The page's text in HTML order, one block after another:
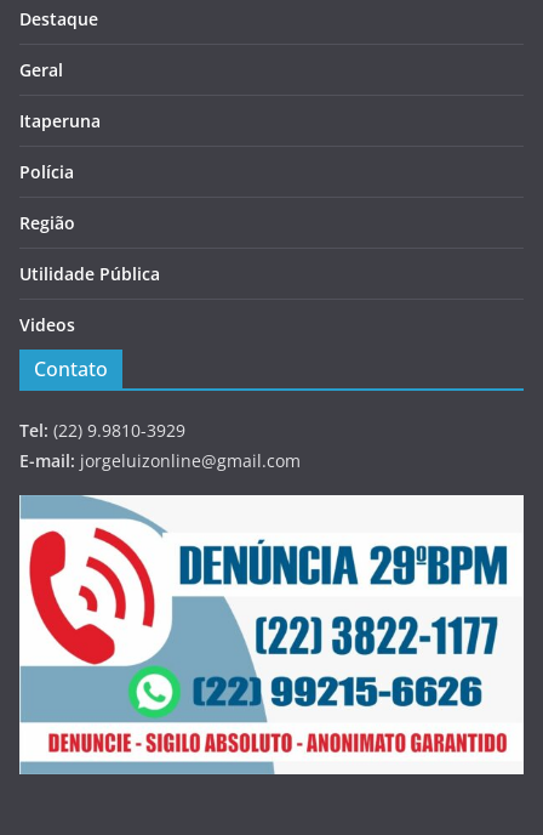
Destaque
Geral
Itaperuna
Polícia
Região
Utilidade Pública
Videos
Contato
Tel: (22) 9.9810-3929
E-mail: jorgeluizonline@gmail.com